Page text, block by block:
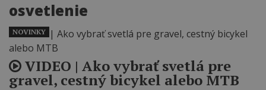
osvetlenie
VIDEO | Ako vybrať svetlá pre
gravel, cestný bicykel alebo MTB
NOVINKY